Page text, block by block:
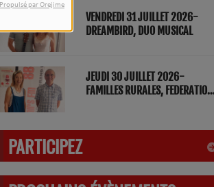
Propulsé par Orejime
VENDREDI 31 JUILLET 2026-
DREAMBIRD, DUO MUSICAL
JEUDI 30 JUILLET 2026-
FAMILLES RURALES, FEDERATION
PARTICIPEZ